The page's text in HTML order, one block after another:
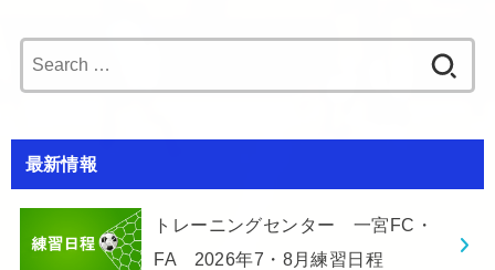
for:
最新情報
トレーニングセンター 一宮FC・
FA 2026年7・8月練習日程